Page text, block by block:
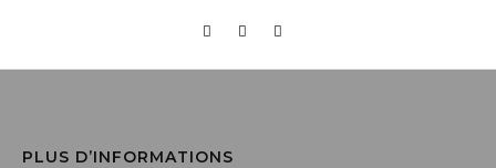
PLUS D’INFORMATIONS